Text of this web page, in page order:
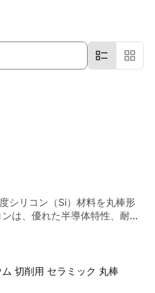
シリコン（Si）材料を丸棒形
は、優れた半導体特性、耐熱
として広く使用されている。
維持する。 丸棒形状で供給さ
究用途、特殊部品などの分野
材料 シリコン（Si） 形状 丸
切削用 セラミック 丸棒